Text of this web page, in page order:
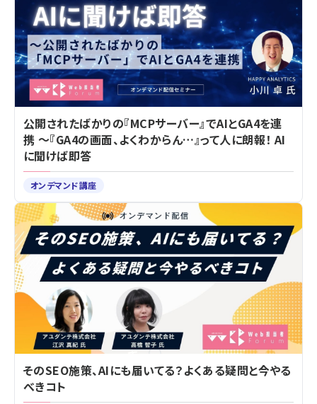
公開されたばかりの『MCPサーバー』でAIとGA4を連
携 ～『GA4の画面、よくわからん…』って人に朗報！ AI
に聞けば即答
オンデマンド講座
そのSEO施策、AIにも届いてる？よくある疑問と今やる
べきコト